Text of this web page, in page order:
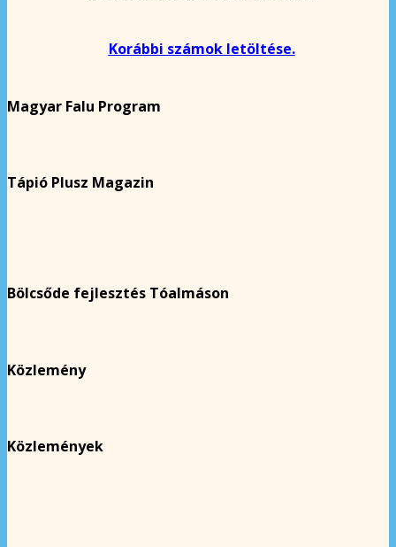
Korábbi számok letöltése.
Magyar Falu Program
Tápió Plusz Magazin
Bölcsőde fejlesztés Tóalmáson
Közlemény
Közlemények